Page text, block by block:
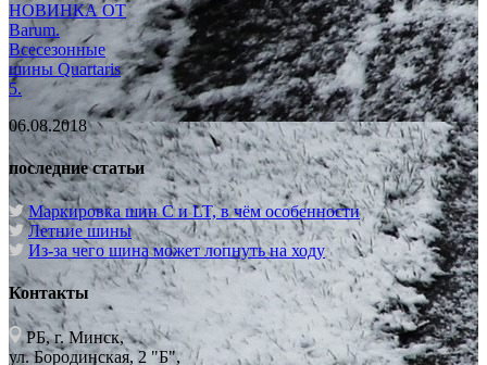
НОВИНКА ОТ
Barum.
Всесезонные
шины Quartaris
5.
06.08.2018
последние статьи
Маркировка шин C и LT, в чём особенности
Летние шины
Из-за чего шина может лопнуть на ходу
Контакты
РБ, г. Минск,
ул. Бородинская, 2 "Б",